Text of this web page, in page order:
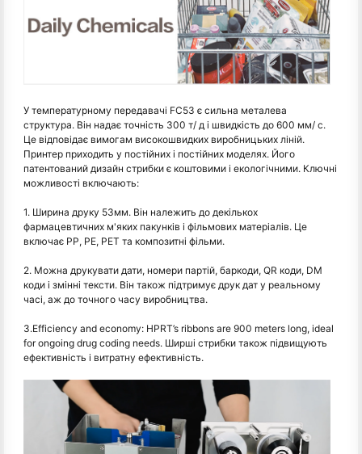
У температурному передавачі FC53 є сильна металева
структура. Він надає точність 300 т/ д і швидкість до 600 мм/ с.
Це відповідає вимогам високошвидких виробницьких ліній.
Принтер приходить у постійних і постійних моделях. Його
патентований дизайн стрибки є коштовими і екологічними. Ключні
можливості включають:
1. Ширина друку 53мм. Він належить до декількох
фармацевтичних м'яких пакунків і фільмових матеріалів. Це
включає PP, PE, PET та композитні фільми.
2. Можна друкувати дати, номери партій, баркоди, QR коди, DM
коди і змінні тексти. Він також підтримує друк дат у реальному
часі, аж до точного часу виробництва.
3.Efficiency and economy: HPRT’s ribbons are 900 meters long, ideal
for ongoing drug coding needs. Ширші стрибки також підвищують
ефективність і витратну ефективність.